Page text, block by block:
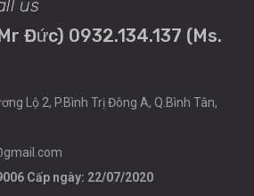
us
Đức) 0932.134.137 (Ms.
Lộ 2, P.Bình Trị Đông A, Q.Bình Tân,
Cấp ngày: 22/07/2020